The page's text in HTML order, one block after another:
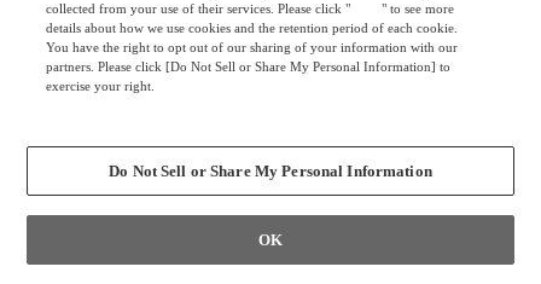
collected from your use of their services. Please click "
here" to see more
details about how we use cookies and the retention period of each cookie.
You have the right to opt out of our sharing of your information with our
partners. Please click [Do Not Sell or Share My Personal Information] to
exercise your right.
Do Not Sell or Share My Personal Information
OK